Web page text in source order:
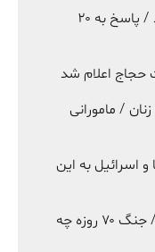
ناو وینسنس ۲۹۱ رؤیا را سوزاند / پاسخ به ۲۰
حجاج اعلام شد
/ مامورانی
اسرائیل به این
برندگان پنهان جنگ خاورمیانه / جنگ ۷۰ روزه چه